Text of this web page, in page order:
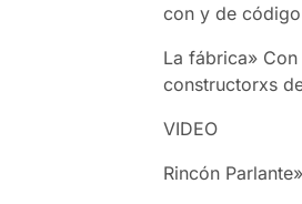
con y de
La fábrica»
constructorxs
VIDEO
Rincón